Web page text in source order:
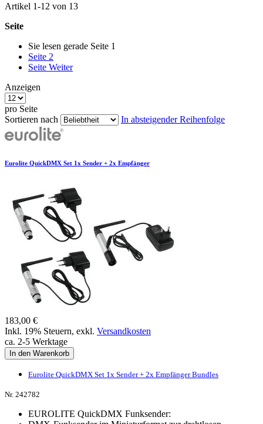
Artikel 1-12 von 13
Seite
Sie lesen gerade Seite 1
Seite 2
Seite Weiter
Anzeigen
pro Seite
Sortieren nach
In absteigender Reihenfolge
Eurolite QuickDMX Set 1x Sender + 2x Empfänger
183,00 €
Inkl. 19% Steuern, exkl. Versandkosten
ca. 2-5 Werktage
In den Warenkorb
Eurolite QuickDMX Set 1x Sender + 2x Empfänger Bundles
Nr. 242782
EUROLITE QuickDMX Funksender: